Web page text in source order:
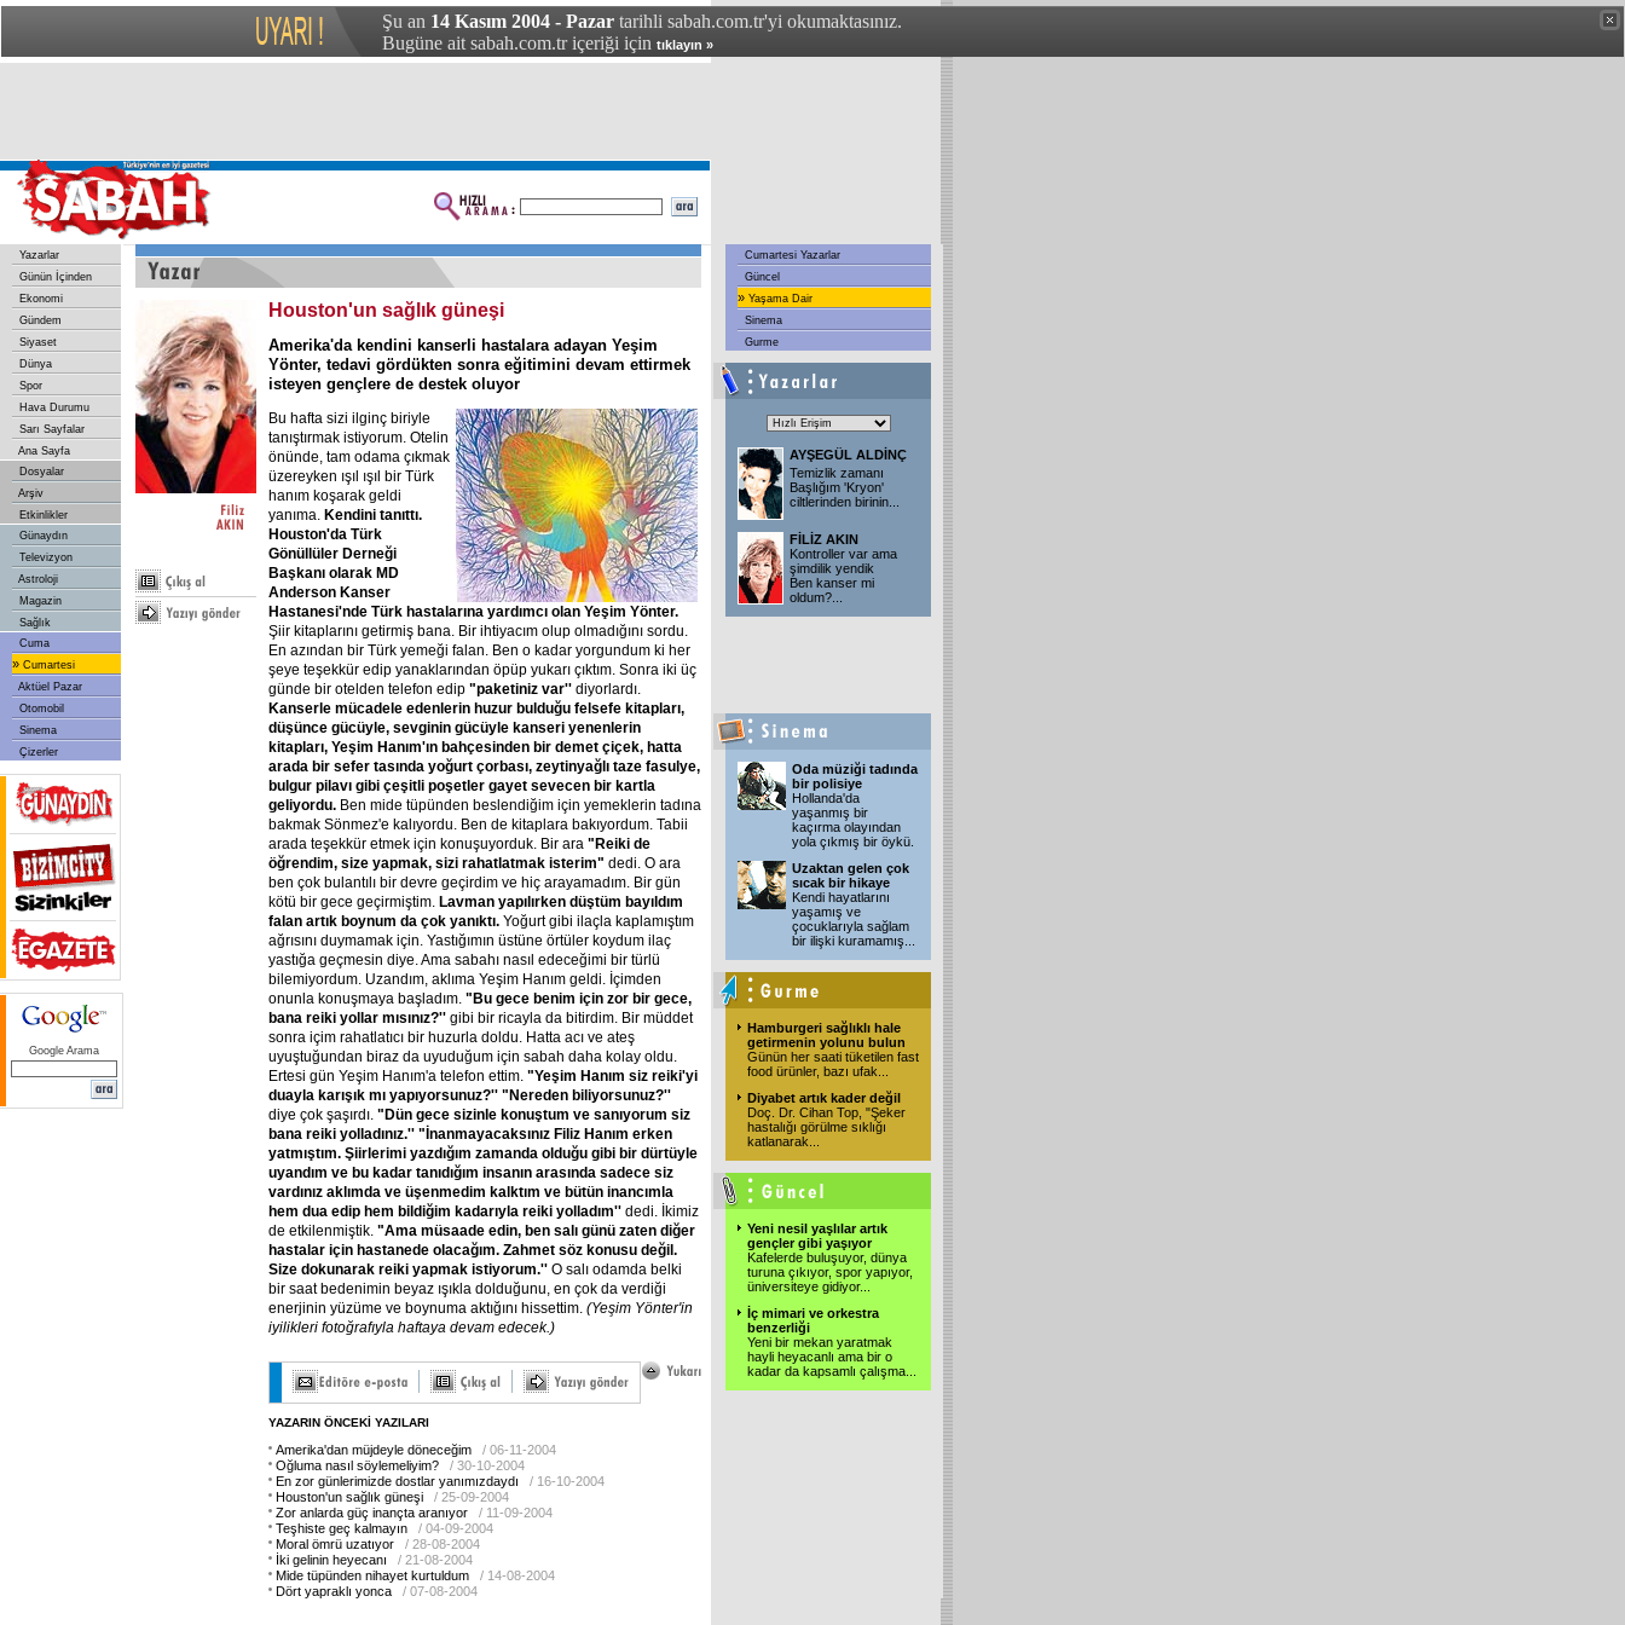
Şu an 14 Kasım 2004 - Pazar tarihli sabah.com.tr'yi okumaktasınız.
Bugüne ait sabah.com.tr içeriği için tıklayın »
Yazarlar
Günün İçinden
Ekonomi
Gündem
Siyaset
Dünya
Spor
Hava Durumu
Sarı Sayfalar
Ana Sayfa
Dosyalar
Arşiv
Etkinlikler
Günaydın
Televizyon
Astroloji
Magazin
Sağlık
Cuma
» Cumartesi
Aktüel Pazar
Otomobil
Sinema
Çizerler
Google Arama
Houston'un sağlık güneşi
Amerika'da kendini kanserli hastalara adayan Yeşim
Yönter, tedavi gördükten sonra eğitimini devam ettirmek
isteyen gençlere de destek oluyor
Bu hafta sizi ilginç biriyle
tanıştırmak istiyorum. Otelin
önünde, tam odama çıkmak
üzereyken ışıl ışıl bir Türk
hanım koşarak geldi
yanıma. Kendini tanıttı.
Houston'da Türk
Gönüllüler Derneği
Başkanı olarak MD
Anderson Kanser
Hastanesi'nde Türk hastalarına yardımcı olan Yeşim Yönter.
Şiir kitaplarını getirmiş bana. Bir ihtiyacım olup olmadığını sordu.
En azından bir Türk yemeği falan. Ben o kadar yorgundum ki her
şeye teşekkür edip yanaklarından öpüp yukarı çıktım. Sonra iki üç
günde bir otelden telefon edip "paketiniz var'' diyorlardı.
Kanserle mücadele edenlerin huzur bulduğu felsefe kitapları,
düşünce gücüyle, sevginin gücüyle kanseri yenenlerin
kitapları, Yeşim Hanım'ın bahçesinden bir demet çiçek, hatta
arada bir sefer tasında yoğurt çorbası, zeytinyağlı taze fasulye,
bulgur pilavı gibi çeşitli poşetler gayet sevecen bir kartla
geliyordu. Ben mide tüpünden beslendiğim için yemeklerin tadına
bakmak Sönmez'e kalıyordu. Ben de kitaplara bakıyordum. Tabii
arada teşekkür etmek için konuşuyorduk. Bir ara "Reiki de
öğrendim, size yapmak, sizi rahatlatmak isterim" dedi. O ara
ben çok bulantılı bir devre geçirdim ve hiç arayamadım. Bir gün
kötü bir gece geçirmiştim. Lavman yapılırken düştüm bayıldım
falan artık boynum da çok yanıktı. Yoğurt gibi ilaçla kaplamıştım
ağrısını duymamak için. Yastığımın üstüne örtüler koydum ilaç
yastığa geçmesin diye. Ama sabahı nasıl edeceğimi bir türlü
bilemiyordum. Uzandım, aklıma Yeşim Hanım geldi. İçimden
onunla konuşmaya başladım. "Bu gece benim için zor bir gece,
bana reiki yollar mısınız?'' gibi bir ricayla da bitirdim. Bir müddet
sonra içim rahatlatıcı bir huzurla doldu. Hatta acı ve ateş
uyuştuğundan biraz da uyuduğum için sabah daha kolay oldu.
Ertesi gün Yeşim Hanım'a telefon ettim. "Yeşim Hanım siz reiki'yi
duayla karışık mı yapıyorsunuz?'' "Nereden biliyorsunuz?''
diye çok şaşırdı. "Dün gece sizinle konuştum ve sanıyorum siz
bana reiki yolladınız.'' "İnanmayacaksınız Filiz Hanım erken
yatmıştım. Şiirlerimi yazdığım zamanda olduğu gibi bir dürtüyle
uyandım ve bu kadar tanıdığım insanın arasında sadece siz
vardınız aklımda ve üşenmedim kalktım ve bütün inancımla
hem dua edip hem bildiğim kadarıyla reiki yolladım'' dedi. İkimiz
de etkilenmiştik. "Ama müsaade edin, ben salı günü zaten diğer
hastalar için hastanede olacağım. Zahmet söz konusu değil.
Size dokunarak reiki yapmak istiyorum.'' O salı odamda belki
bir saat bedenimin beyaz ışıkla dolduğunu, en çok da verdiği
enerjinin yüzüme ve boynuma aktığını hissettim. (Yeşim Yönter'in
iyilikleri fotoğrafıyla haftaya devam edecek.)
YAZARIN ÖNCEKİ YAZILARI
Amerika'dan müjdeyle döneceğim
/ 06-11-2004
Oğluma nasıl söylemeliyim?
/ 30-10-2004
En zor günlerimizde dostlar yanımızdaydı
/ 16-10-2004
Houston'un sağlık güneşi
/ 25-09-2004
Zor anlarda güç inançta aranıyor
/ 11-09-2004
Teşhiste geç kalmayın
/ 04-09-2004
Moral ömrü uzatıyor
/ 28-08-2004
İki gelinin heyecanı
/ 21-08-2004
Mide tüpünden nihayet kurtuldum
/ 14-08-2004
Dört yapraklı yonca
/ 07-08-2004
Cumartesi Yazarlar
Güncel
» Yaşama Dair
Sinema
Gurme
AYŞEGÜL ALDİNÇ
Temizlik zamanı
Başlığım 'Kryon'
ciltlerinden birinin
FİLİZ AKIN
Kontroller var ama
şimdilik yendik
Ben kanser mi
oldum?
Oda müziği tadında
bir polisiye
Hollanda'da
yaşanmış bir
kaçırma olayından
yola çıkmış bir öykü.
Uzaktan gelen çok
sıcak bir hikaye
Kendi hayatlarını
yaşamış ve
çocuklarıyla sağlam
bir ilişki kuramamış
Hamburgeri sağlıklı hale
getirmenin yolunu bulun
Günün her saati tüketilen fast
food ürünler, bazı ufak
Diyabet artık kader değil
Doç. Dr. Cihan Top, "Şeker
hastalığı görülme sıklığı
katlanarak
Yeni nesil yaşlılar artık
gençler gibi yaşıyor
Kafelerde buluşuyor, dünya
turuna çıkıyor, spor yapıyor,
üniversiteye gidiyor...
İç mimari ve orkestra
benzerliği
Yeni bir mekan yaratmak
hayli heyacanlı ama bir o
kadar da kapsamlı çalışma